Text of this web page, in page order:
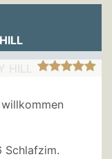
Schlafzim.